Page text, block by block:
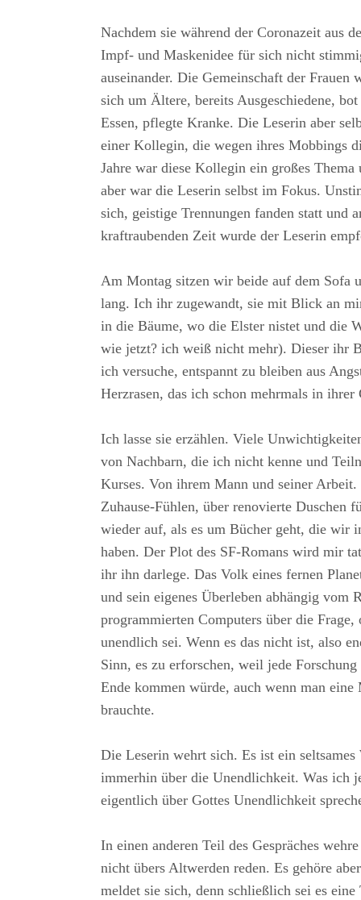
Nachdem sie während der Coronazeit aus
Impf- und Maskenidee für sich nicht
auseinander. Die Gemeinschaft der Frauen
sich um Ältere, bereits Ausgeschiedene,
Essen, pflegte Kranke. Die Leserin aber
einer Kollegin, die wegen ihres Mobbings
Jahre war diese Kollegin ein großes Thema
aber war die Leserin selbst im Fokus.
sich, geistige Trennungen fanden statt und
kraftraubenden Zeit wurde der Leserin
Am Montag sitzen wir beide auf dem Sofa
lang. Ich ihr zugewandt, sie mit Blick an
in die Bäume, wo die Elster nistet und die
wie jetzt? ich weiß nicht mehr). Dieser ihr
ich versuche, entspannt zu bleiben aus
Herzrasen, das ich schon mehrmals in ihrer
Ich lasse sie erzählen. Viele
von Nachbarn, die ich nicht kenne und
Kurses. Von ihrem Mann und seiner
Zuhause-Fühlen, über renovierte Duschen
wieder auf, als es um Bücher geht, die wir
haben. Der Plot des SF-Romans wird mir
ihr ihn darlege. Das Volk eines fernen
und sein eigenes Überleben abhängig vom
programmierten Computers über die Frage,
unendlich sei. Wenn es das nicht ist, also
Sinn, es zu erforschen, weil jede
Ende kommen würde, auch wenn man
brauchte.
Die Leserin wehrt sich. Es ist ein seltsames
immerhin über die Unendlichkeit. Was ich
eigentlich über Gottes Unendlichkeit
In einen anderen Teil des Gespräches
nicht übers Altwerden reden. Es gehöre
meldet sie sich, denn schließlich sei es